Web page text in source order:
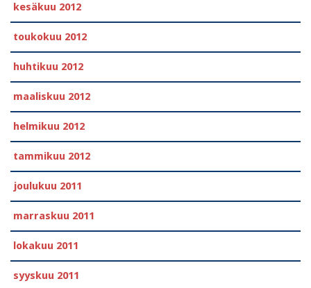
kesäkuu 2012
toukokuu 2012
huhtikuu 2012
maaliskuu 2012
helmikuu 2012
tammikuu 2012
joulukuu 2011
marraskuu 2011
lokakuu 2011
syyskuu 2011